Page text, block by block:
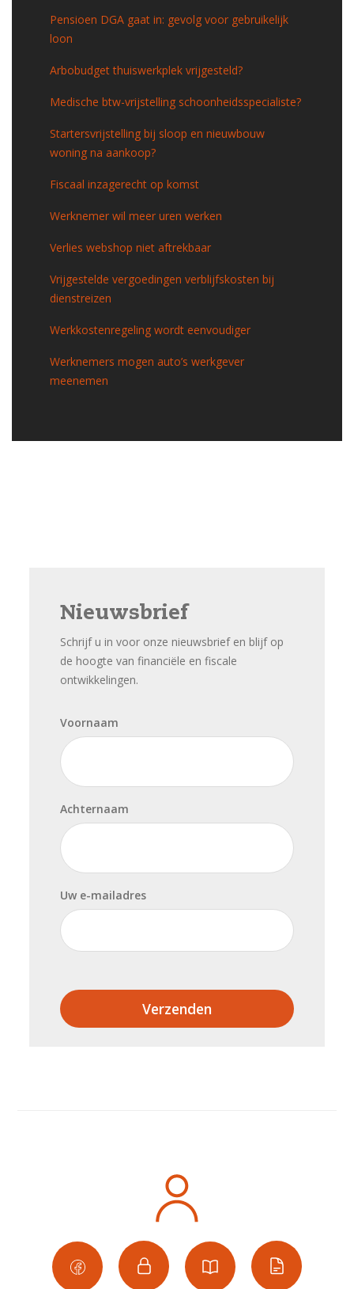
Pensioen DGA gaat in: gevolg voor gebruikelijk
loon
Arbobudget thuiswerkplek vrijgesteld?
Medische btw-vrijstelling schoonheidsspecialiste?
Startersvrijstelling bij sloop en nieuwbouw
woning na aankoop?
Fiscaal inzagerecht op komst
Werknemer wil meer uren werken
Verlies webshop niet aftrekbaar
Vrijgestelde vergoedingen verblijfskosten bij
dienstreizen
Werkkostenregeling wordt eenvoudiger
Werknemers mogen auto’s werkgever
meenemen
Nieuwsbrief
Schrijf u in voor onze nieuwsbrief en blijf op
de hoogte van financiële en fiscale
ontwikkelingen.
Voornaam
Achternaam
Uw e-mailadres
Verzenden